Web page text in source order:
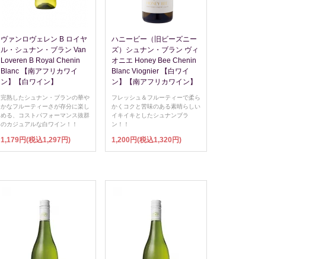
ヴァンロヴェレン B ロイヤ
ル・シュナン・ブラン Van
Loveren B Royal Chenin
Blanc 【南アフリカワイ
ン】【白ワイン】
完熟したシュナン・ブランの華や
かなフルーティーさが存分に楽し
める、コストパフォーマンス抜群
のカジュアルな白ワイン！！
1,179円(税込1,297円)
ハニービー（旧ビーズニー
ズ）シュナン・ブラン ヴィ
オニエ Honey Bee Chenin
Blanc Viognier 【白ワイ
ン】【南アフリカワイン】
フレッシュ＆フルーティーで柔ら
かくコクと苦味のある素晴らしい
イキイキとしたシュナンブラ
ン！！
1,200円(税込1,320円)